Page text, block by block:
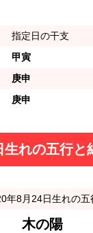
指定日の干支
甲寅
庚申
庚申
生れの五行と
年8月24日生れの五
木の陽